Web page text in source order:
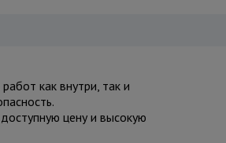
как внутри, так и
цену и высокую